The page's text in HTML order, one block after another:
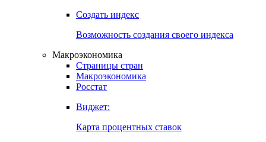
Создать индекс
Возможность создания своего индекса
Макроэкономика
Страницы стран
Макроэкономика
Росстат
Виджет:
Карта процентных ставок